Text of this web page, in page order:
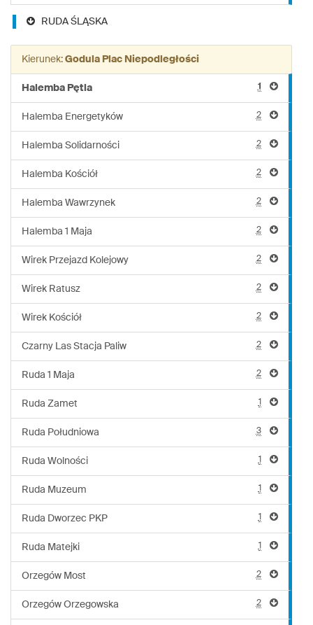
RUDA ŚLĄSKA
Kierunek: Godula Plac Niepodległości
Halemba Pętla 1
Halemba Energetyków 2
Halemba Solidarności 2
Halemba Kościół 2
Halemba Wawrzynek 2
Halemba 1 Maja 2
Wirek Przejazd Kolejowy 2
Wirek Ratusz 2
Wirek Kościół 2
Czarny Las Stacja Paliw 2
Ruda 1 Maja 2
Ruda Zamet 1
Ruda Południowa 3
Ruda Wolności 1
Ruda Muzeum 1
Ruda Dworzec PKP 1
Ruda Matejki 1
Orzegów Most 2
Orzegów Orzegowska 2